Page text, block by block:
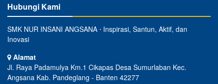
Hubungi Kami
SMK NUR INSANI ANGSANA ⋅ Inspirasi, Santun, Aktif, dan
Inovasi
Alamat
Jl. Raya Padamulya Km.1 Cikapas Desa Sumurlaban Kec.
Angsana Kab. Pandeglang - Banten 42277